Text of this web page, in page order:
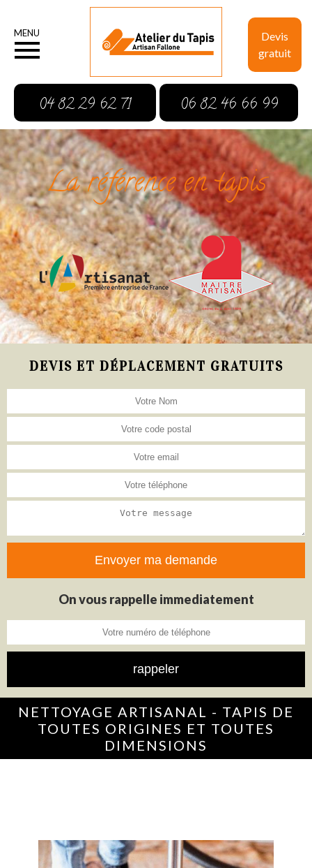
Devis
gratuit
MENU
04 82 29 62 71 06 82 46 66 99
La référence en tapis
DEVIS ET DÉPLACEMENT GRATUITS
On vous rappelle immediatement
NETTOYAGE ARTISANAL - TAPIS DE
TOUTES ORIGINES ET TOUTES
DIMENSIONS